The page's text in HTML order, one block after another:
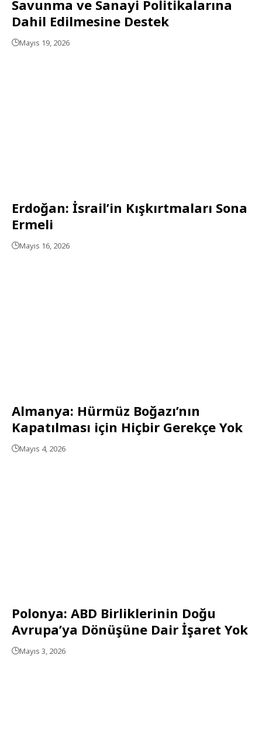
Savunma ve Sanayi Politikalarına
Dahil Edilmesine Destek
Mayıs 19, 2026
Erdoğan: İsrail’in Kışkırtmaları Sona
Ermeli
Mayıs 16, 2026
Almanya: Hürmüz Boğazı’nın
Kapatılması için Hiçbir Gerekçe Yok
Mayıs 4, 2026
Polonya: ABD Birliklerinin Doğu
Avrupa’ya Dönüşüne Dair İşaret Yok
Mayıs 3, 2026